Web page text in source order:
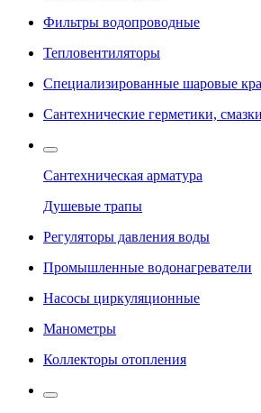
Фильтры водопроводные
Тепловентиляторы
Специализированные шаровые
Сантехнические герметики,
Сантехническая арматура
Душевые трапы
Регуляторы давления воды
Промышленные водонагреватели
Насосы циркуляционные
Манометры
Коллекторы отопления